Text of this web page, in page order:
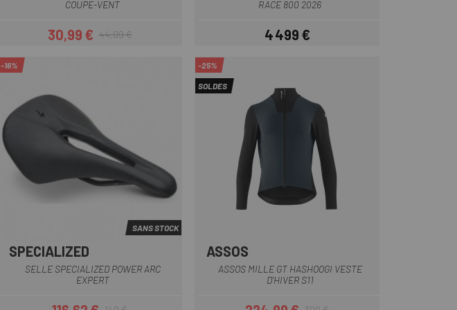
COUPE-VENT
Prix
30,99 €Prix habituel
44,99 €
RACE 800 2026
Prix
4 499 €
Noir
-16%
SANS STOCK
SPECIALIZED
SELLE SPECIALIZED POWER ARC
EXPERT
Bleu
-25%
SOLDES
ASSOS
ASSOS MILLE GT HASHOOGI VESTE
D'HIVER S11